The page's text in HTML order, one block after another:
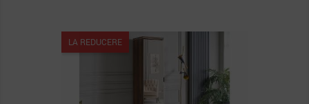
LA REDUCERE